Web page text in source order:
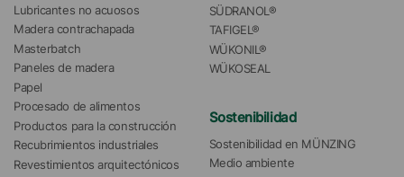
Lubricantes no acuosos
Madera contrachapada
Masterbatch
Paneles de madera
Papel
Procesado de alimentos
Productos para la construcción
Recubrimientos industriales
Revestimientos arquitectónicos
SÜDRANOL®
TAFIGEL®
WÜKONIL®
WÜKOSEAL
Sostenibilidad
Sostenibilidad en MÜNZING
Medio ambiente